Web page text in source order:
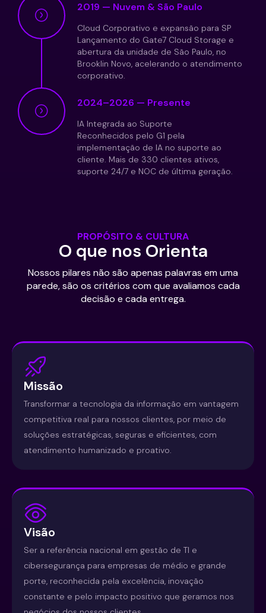
2019 — Nuvem & São Paulo
Cloud Corporativo e expansão para SP
Lançamento do Gate7 Cloud Storage e
abertura da unidade de São Paulo, no
Brooklin Novo, acelerando o atendimento
corporativo.
2024–2026 — Presente
IA Integrada ao Suporte
Reconhecidos pelo G1 pela
implementação de IA no suporte ao
cliente. Mais de 330 clientes ativos,
suporte 24/7 e NOC de última geração.
PROPÓSITO & CULTURA
O que nos Orienta
Nossos pilares não são apenas palavras em uma
parede, são os critérios com que avaliamos cada
decisão e cada entrega.
Missão
Transformar a tecnologia da informação em vantagem
competitiva real para nossos clientes, por meio de
soluções estratégicas, seguras e eficientes, com
atendimento humanizado e proativo.
Visão
Ser a referência nacional em gestão de TI e
cibersegurança para empresas de médio e grande
porte, reconhecida pela excelência, inovação
constante e pelo impacto positivo que geramos nos